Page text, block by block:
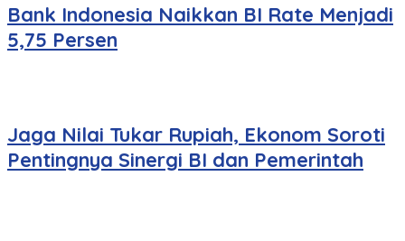
Bank Indonesia Naikkan BI Rate Menjadi
5,75 Persen
Jaga Nilai Tukar Rupiah, Ekonom Soroti
Pentingnya Sinergi BI dan Pemerintah